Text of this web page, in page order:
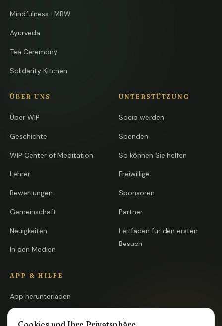
Mindfulness · MBW
Ayurveda
Tea Ceremony
Solidarity Kitchen
ÜBER UNS
Über WIP
Geschichte
WIP Center of Meditation
Lehrer
Bewertungen
Gemeinschaft
Neuigkeiten
In den Medien
UNTERSTÜTZUNG
Socio werden
Spenden
So können Sie helfen
Freiwillige
Sponsoren
Partner
Leitfaden für den ersten
Besuch
APP & HILFE
App herunterladen
Cookies und Ihre Privatsphäre